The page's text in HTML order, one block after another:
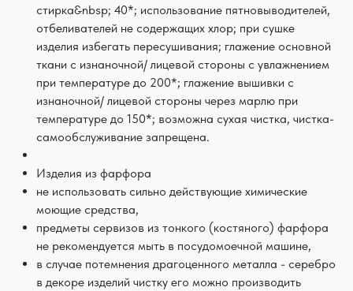
стирка&nbsp; 40*; использование пятновыводителей,
отбеливателей не содержащих хлор; при сушке
изделия избегать пересушивания; глажение основной
ткани с изнаночной/ лицевой стороны с увлажнением
при температуре до 200*; глажение вышивки с
изнаночной/ лицевой стороны через марлю при
температуре до 150*; возможна сухая чистка, чистка-
самообслуживание запрещена.
Изделия из фарфора
не использовать сильно действующие химические
моющие средства,
предметы сервизов из тонкого (костяного) фарфора
не рекомендуется мыть в посудомоечной машине,
в случае потемнения драгоценного металла - серебро
в декоре изделий чистку его можно производить